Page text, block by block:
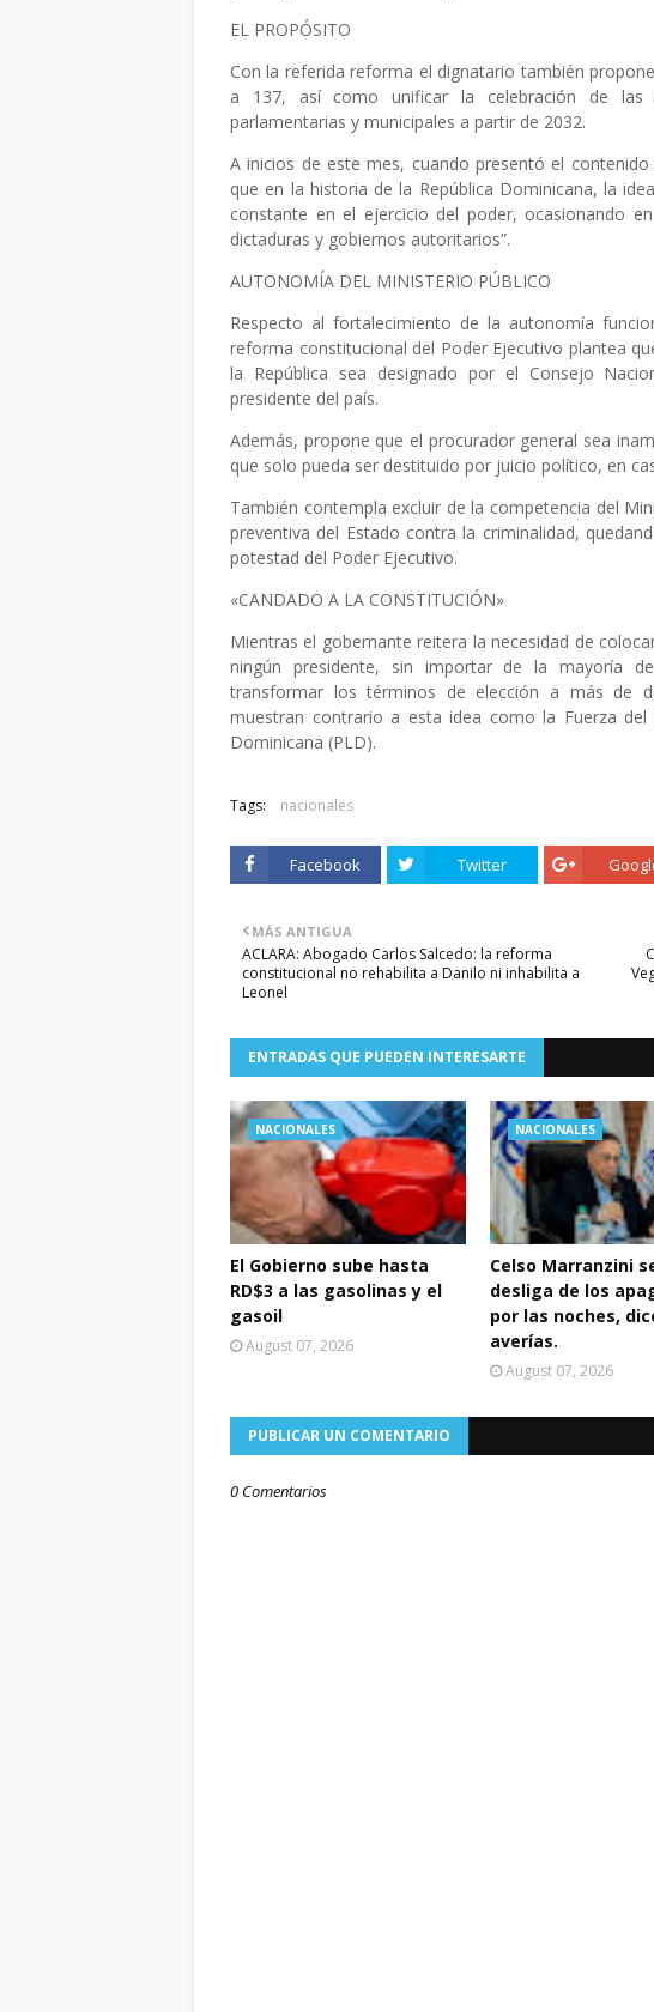
EL PROPÓSITO
Con la referida reforma el dignatario también
a 137, así como unificar la celebración de las
parlamentarias y municipales a partir de 2032.
A inicios de este mes, cuando presentó el
que en la historia de la República Dominicana, la
constante en el ejercicio del poder, ocasionando
dictaduras y gobiernos autoritarios”.
AUTONOMÍA DEL MINISTERIO PÚBLICO
Respecto al fortalecimiento de la autonomía
reforma constitucional del Poder Ejecutivo plantea
la República sea designado por el Consejo
presidente del país.
Además, propone que el procurador general sea
que solo pueda ser destituido por juicio político, en
También contempla excluir de la competencia del
preventiva del Estado contra la criminalidad,
potestad del Poder Ejecutivo.
«CANDADO A LA CONSTITUCIÓN»
Mientras el gobernante reitera la necesidad de
ningún presidente, sin importar de la mayoría
transformar los términos de elección a más de
muestran contrario a esta idea como la Fuerza
Dominicana (PLD).
Tags: nacionales
Facebook Twitter
MÁS ANTIGUA
ACLARA: Abogado Carlos Salcedo: la reforma
constitucional no rehabilita a Danilo ni inhabilita a
Leonel
ENTRADAS QUE PUEDEN INTERESARTE
NACIONALES
El Gobierno sube hasta
RD$3 a las gasolinas y el
gasoil
August 07, 2026
NACIONALES
Celso Marranzini
desliga de los
por las noches,
averías.
August 07, 2026
PUBLICAR UN COMENTARIO
0 Comentarios